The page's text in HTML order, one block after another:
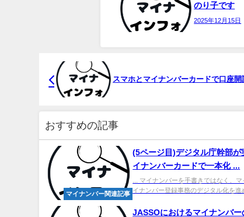
のり子です
2025年12月15日
スマホと マイナンバーカードで口座開
おすすめの記事
マイナンバー関連記事
(5ページ目)デジタル庁幹部が
イナンバーカードで一本化 ...
... マイナンバーを手書きではなく、
イナンバー登録事務のデジタル化を進
JASSOにおけるマイナンバー